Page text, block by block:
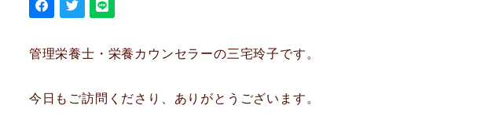
管理栄養士・栄養カウンセラーの三宅玲子です。
今日もご訪問くださり、ありがとうございます。